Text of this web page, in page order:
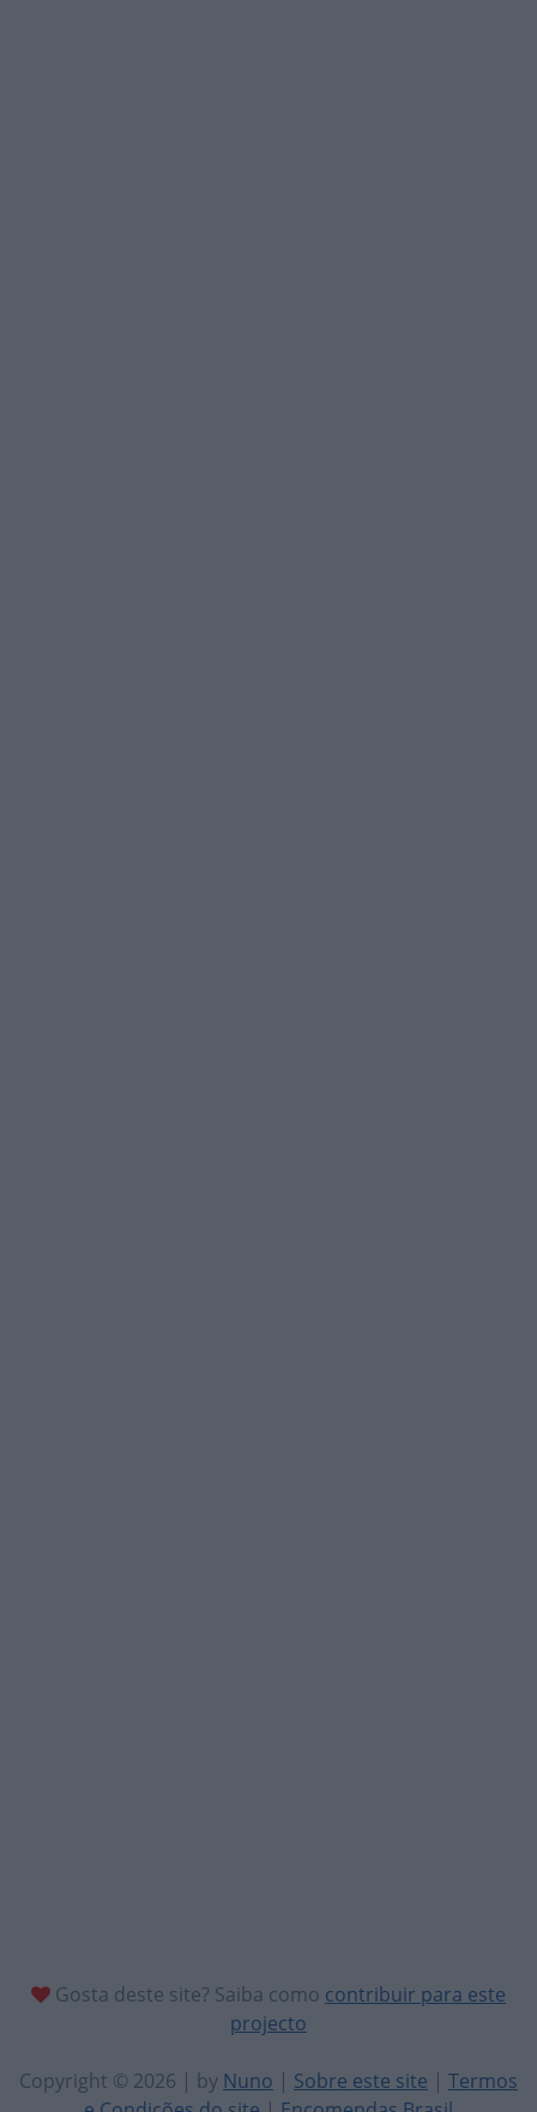
Gosta deste site? Saiba como contribuir para este
projecto
Copyright © 2026 | by Nuno | Sobre este site | Termos